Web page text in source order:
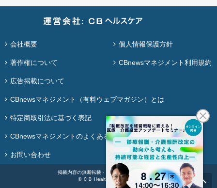
会社概要 個人情報保護方針
著作権について CBnewsマネジメント利用規約
広告掲載について
CBnewsマネジメント（有料ウェブマガジン）とは
特定商取引法に基づく表記
CBnewsマネジメントのよくある質問
お問い合わせ
掲載内容の無断転載・再配布は固く禁じます。
© ＣＢ Healthcare Co., Ltd.